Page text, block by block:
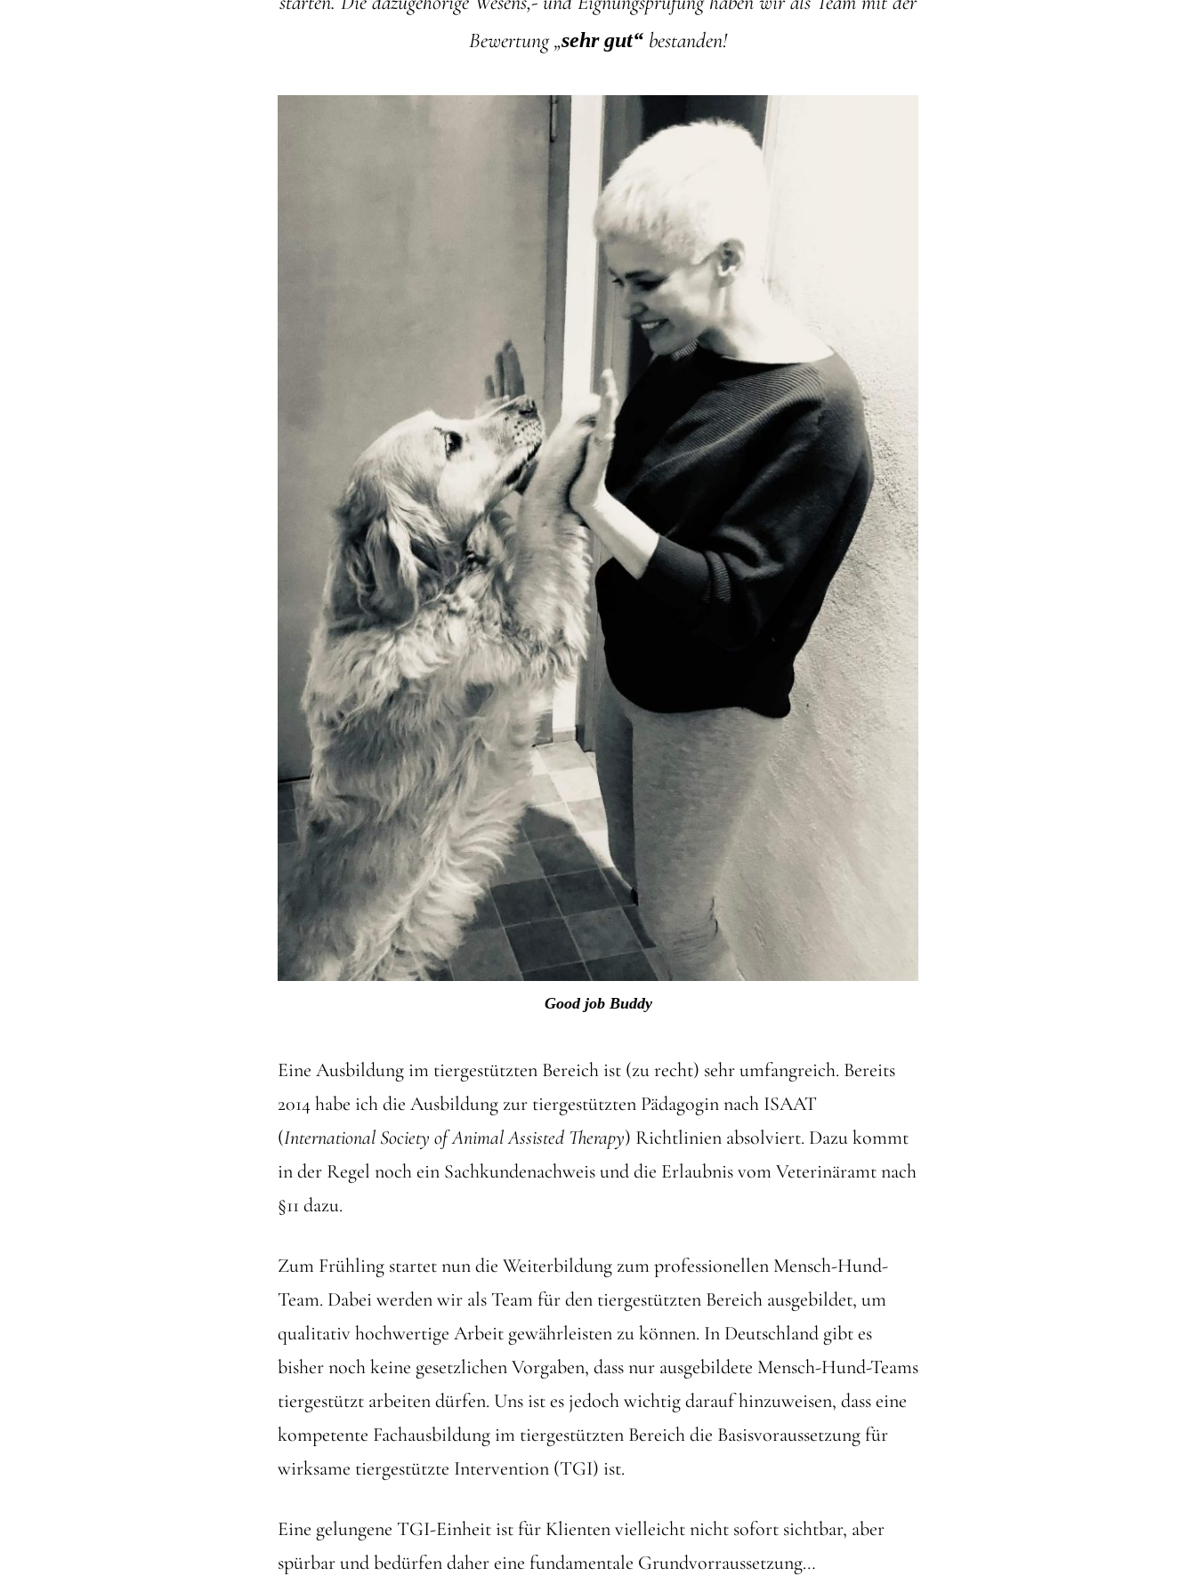
Bewertung „sehr gut“ bestanden!
Good job Buddy
Eine Ausbildung im tiergestützten Bereich ist (zu recht) sehr umfangreich. Bereits
2014 habe ich die Ausbildung zur tiergestützten Pädagogin nach ISAAT
(International Society of Animal Assisted Therapy) Richtlinien absolviert. Dazu kommt
in der Regel noch ein Sachkundenachweis und die Erlaubnis vom Veterinäramt nach
§11 dazu.
Zum Frühling startet nun die Weiterbildung zum professionellen Mensch-Hund-
Team. Dabei werden wir als Team für den tiergestützten Bereich ausgebildet, um
qualitativ hochwertige Arbeit gewährleisten zu können. In Deutschland gibt es
bisher noch keine gesetzlichen Vorgaben, dass nur ausgebildete Mensch-Hund-Teams
tiergestützt arbeiten dürfen. Uns ist es jedoch wichtig darauf hinzuweisen, dass eine
kompetente Fachausbildung im tiergestützten Bereich die Basisvoraussetzung für
wirksame tiergestützte Intervention (TGI) ist.
Eine gelungene TGI-Einheit ist für Klienten vielleicht nicht sofort sichtbar, aber
spürbar und bedürfen daher eine fundamentale Grundvorraussetzung…